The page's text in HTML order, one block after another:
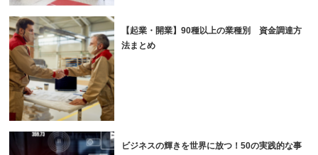
【起業・開業】90種以上の業種別 資金調達方
法まとめ
ビジネスの輝きを世界に放つ！50の実践的な事